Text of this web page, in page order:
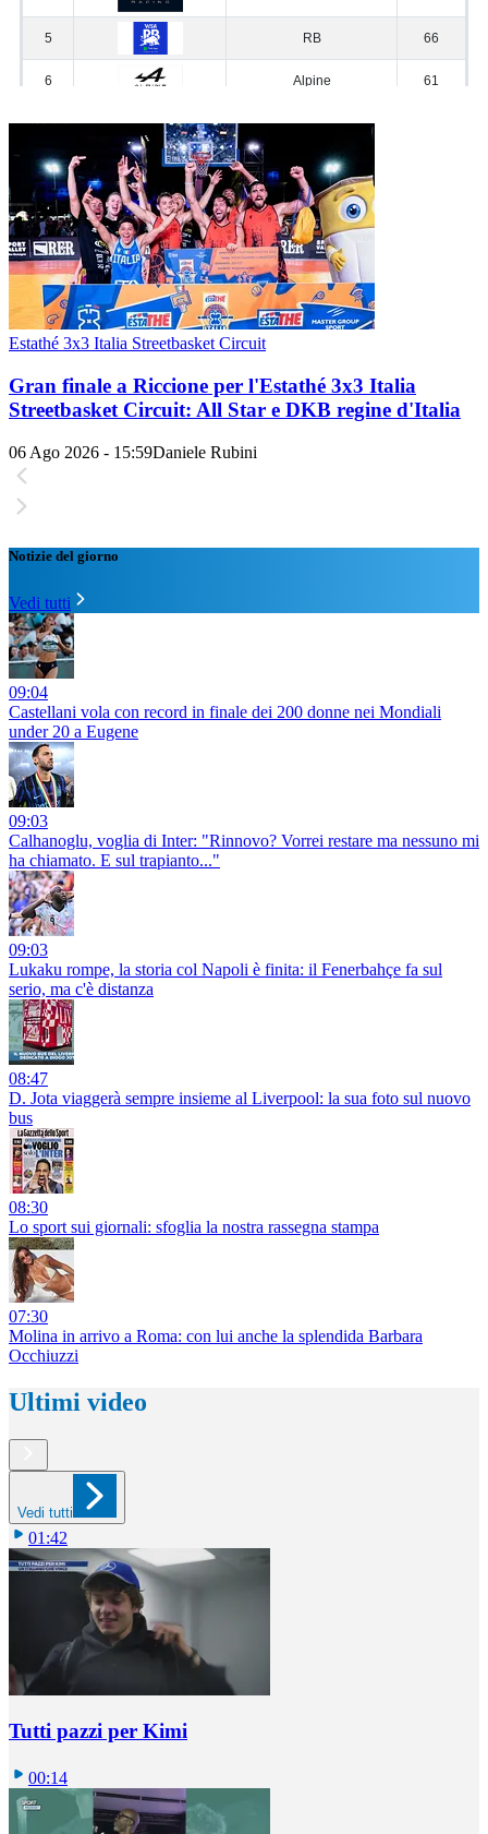
Estathé 3x3 Italia Streetbasket Circuit
Gran finale a Riccione per l'Estathé 3x3 Italia
Streetbasket Circuit: All Star e DKB regine d'Italia
06 Ago 2026 - 15:59Daniele Rubini
Notizie del giorno
Vedi tutti
09:04
Castellani vola con record in finale dei 200 donne nei Mondiali
under 20 a Eugene
09:03
Calhanoglu, voglia di Inter: "Rinnovo? Vorrei restare ma nessuno mi
ha chiamato. E sul trapianto..."
09:03
Lukaku rompe, la storia col Napoli è finita: il Fenerbahçe fa sul
serio, ma c'è distanza
08:47
D. Jota viaggerà sempre insieme al Liverpool: la sua foto sul nuovo
bus
08:30
Lo sport sui giornali: sfoglia la nostra rassegna stampa
07:30
Molina in arrivo a Roma: con lui anche la splendida Barbara
Occhiuzzi
Ultimi video
Vedi tutti
01:42
Tutti pazzi per Kimi
00:14